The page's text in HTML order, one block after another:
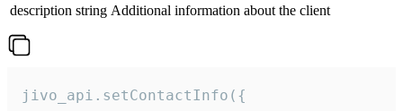
description string Additional information about the client
jivo_api.setContactInfo({